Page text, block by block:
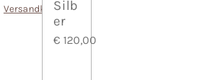
Versandkosten
Silb
er
€ 120,00